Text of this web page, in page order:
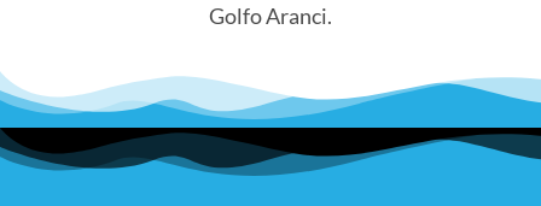
Golfo Aranci.